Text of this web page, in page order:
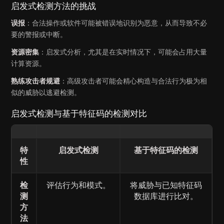
启发式检测方法的挑战
误报 ：合法操作或软件可能被错误地识别为恶意，从而导致不必
要的警报或中断。
资源密集 ：启发式分析，尤其是在实时情况下，可能会占用大量
计算资源。
熟练攻击者规避 ：高级攻击者可能会精心构造与合法行为极为相
似的威胁以逃避检测。
启发式检测与基于特征码的检测对比
特
性
启发式检测 基于特征码的检测
检
测
方
法
评估行为和模式。
将威胁与已知特征码
数据库进行比对。